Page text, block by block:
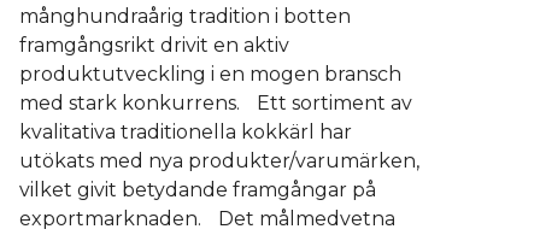
månghundraårig tradition i botten
framgångsrikt drivit en aktiv
produktutveckling i en mogen bransch
med stark konkurrens. Ett sortiment av
kvalitativa traditionella kokkärl har
utökats med nya produkter/varumärken,
vilket givit betydande framgångar på
exportmarknaden. Det målmedvetna